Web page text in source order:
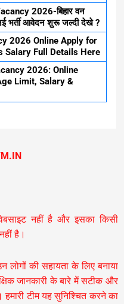
2026-बिहार वन
भर्ती आवेदन शुरू जल्दी देखे ?
2026 Online Apply for
Salary Full Details Here
2026: Online
Limit, Salary &
नहीं है और इसका किसी
है।
लोगों की सहायता के लिए बनाया
जानकारी के बारे में सटीक और
टीम यह सुनिश्चित करने का